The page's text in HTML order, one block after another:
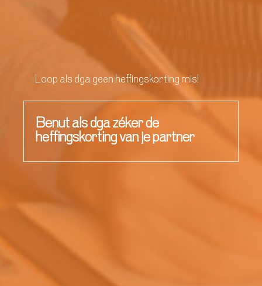
Loop als dga geen heffingskorting mis!
Benut als dga zéker de
heffingskorting van je partner